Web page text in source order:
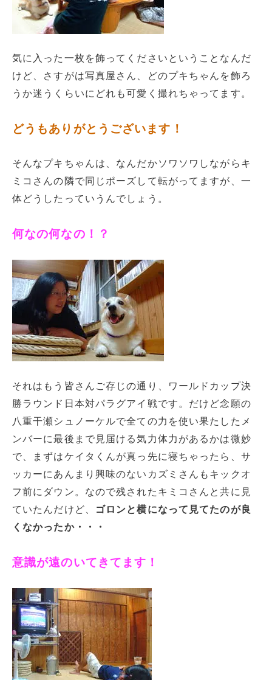
気に入った一枚を飾ってくださいということなんだ
けど、さすがは写真屋さん、どのプキちゃんを飾ろ
うか迷うくらいにどれも可愛く撮れちゃってます。
どうもありがとうございます！
そんなプキちゃんは、なんだかソワソワしながらキ
ミコさんの隣で同じポーズして転がってますが、一
体どうしたっていうんでしょう。
何なの何なの！？
それはもう皆さんご存じの通り、ワールドカップ決
勝ラウンド日本対パラグアイ戦です。だけど念願の
八重干瀬シュノーケルで全ての力を使い果たしたメ
ンバーに最後まで見届ける気力体力があるかは微妙
で、まずはケイタくんが真っ先に寝ちゃったら、サ
ッカーにあんまり興味のないカズミさんもキックオ
フ前にダウン。なので残されたキミコさんと共に見
ていたんだけど、
ゴロンと横になって見てたのが良
くなかったか・・・
意識が遠のいてきてます！